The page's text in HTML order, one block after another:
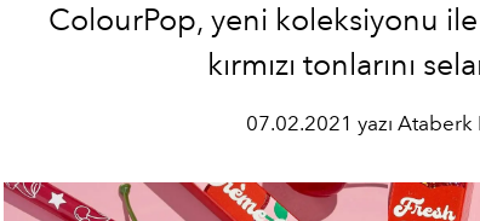
ColourPop, yeni koleksiyonu ile
kırmızı tonlarını
07.02.2021 yazı Ataberk